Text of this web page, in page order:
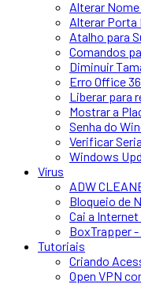
Alterar
Alterar Porta
Atalho para
Comandos
Diminuir
Erro Office
Liberar para
Mostrar a
Senha do
Verificar
Windows
Vírus
ADW
Bloqueio de
Cai a
BoxTrapper
Tutoriais
Criando
Open VPN